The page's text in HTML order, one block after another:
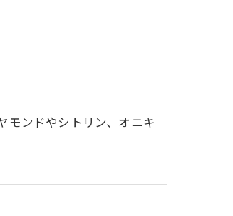
モンドやシトリン、オニキ